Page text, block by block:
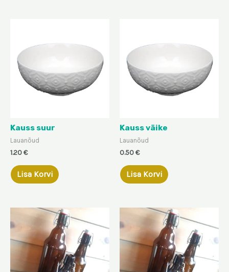
Kauss suur
Lauanõud
1.20€
Lisa Korvi
Kauss väike
Lauanõud
0.50€
Lisa Korvi